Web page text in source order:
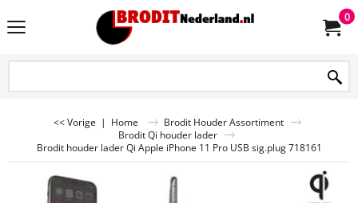
0
<< Vorige | Home
Brodit Houder Assortiment
Brodit Qi houder lader
Brodit houder lader Qi Apple iPhone 11 Pro USB sig.plug 718161